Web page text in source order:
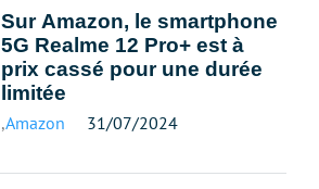
Sur Amazon, le smartphone
5G Realme 12 Pro+ est à
prix cassé pour une durée
limitée
,Amazon 31/07/2024